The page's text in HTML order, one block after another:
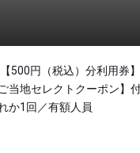
500円（税込）分利用券
当地セレクトクーポン】付
か1回／有額人員